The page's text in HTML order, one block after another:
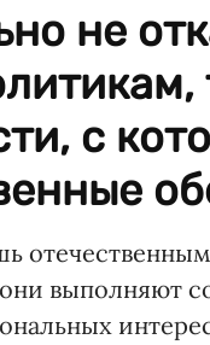
не
с
выполняют